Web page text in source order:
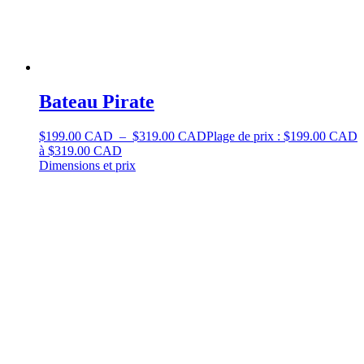
Bateau Pirate
$199.00 CAD – $319.00 CADPlage de prix : $199.00 CAD
à $319.00 CAD
Dimensions et prix